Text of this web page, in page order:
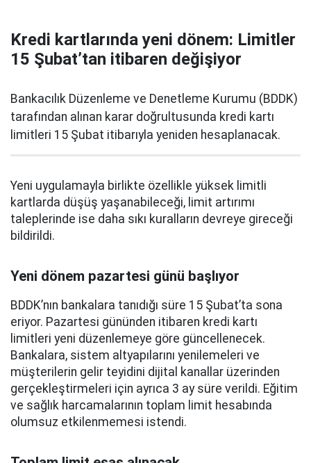
Kredi kartlarında yeni dönem: Limitler
15 Şubat’tan itibaren değişiyor
Bankacılık Düzenleme ve Denetleme Kurumu (BDDK)
tarafından alınan karar doğrultusunda kredi kartı
limitleri 15 Şubat itibarıyla yeniden hesaplanacak.
Yeni uygulamayla birlikte özellikle yüksek limitli
kartlarda düşüş yaşanabileceği, limit artırımı
taleplerinde ise daha sıkı kuralların devreye gireceği
bildirildi.
Yeni dönem pazartesi günü başlıyor
BDDK’nın bankalara tanıdığı süre 15 Şubat’ta sona
eriyor. Pazartesi gününden itibaren kredi kartı
limitleri yeni düzenlemeye göre güncellenecek.
Bankalara, sistem altyapılarını yenilemeleri ve
müşterilerin gelir teyidini dijital kanallar üzerinden
gerçekleştirmeleri için ayrıca 3 ay süre verildi. Eğitim
ve sağlık harcamalarının toplam limit hesabında
olumsuz etkilenmemesi istendi.